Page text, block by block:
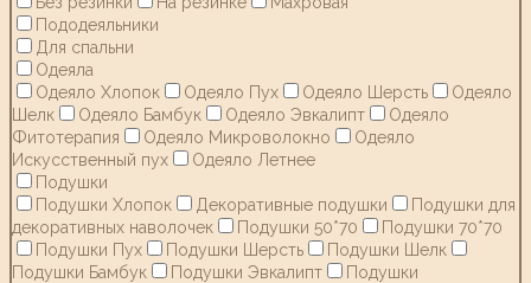
Пододеяльники
Для спальни
Одеяла
Одеяло Хлопок
Одеяло Пух Одеяло Шерсть
Одеяло
Шелк
Одеяло Бамбук Одеяло Эвкалипт
Одеяло
Фитотерапия
Одеяло Микроволокно
Одеяло
Искусственный пух
Одеяло Летнее
Подушки
Подушки Хлопок
Декоративные подушки
Подушки для
декоративных наволочек
Подушки 50*70
Подушки 70*70
Подушки Пух
Подушки Шерсть
Подушки Шелк
Подушки Бамбук
Подушки Эвкалипт
Подушки